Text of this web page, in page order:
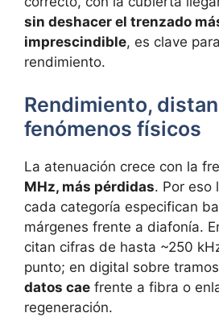
sin deshacer el trenzado
imprescindible, es clave
rendimiento.
Rendimiento,
fenómenos físicos
La atenuación crece con la
MHz, más pérdidas. Por eso
cada categoría especifican
márgenes frente a diafonía.
citan cifras de hasta ~250
punto; en digital sobre
datos cae frente a fibra o
regeneración.